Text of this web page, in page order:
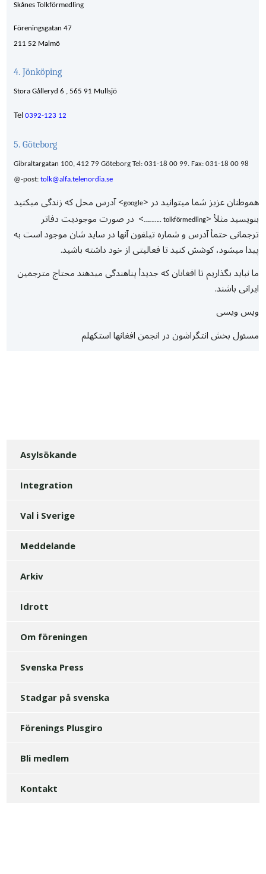
Skånes Tolkförmedling
Föreningsgatan 47
211 52 Malmö
4. Jönköping
Stora Gålleryd 6 , 565 91 Mullsjö
Tel 0392-123 12
5. Göteborg
Gibraltargatan 100, 412 79 Göteborg Tel: 031-18 00 99. Fax: 031-18 00 98
@-post:tolk@alfa.telenordia.se
هموطنان عزیز شما میتوانید در <google> آدرس محل که زندگی میکنید
بنویسید مثلأ <……….. tolkförmedling
> در صورت موجودیت دفاتر
ترجمانی حتمأ آدرس و شماره تیلفون آنها در ساید شان موجود است به
پیدا میشود، کوشش کنید تا فعالیتی از خود داشته باشید.
ما نباید بگذاریم تا افغانان که جدیدأ پناهندگی میدهند محتاج مترجمین
ایرانی باشند.
ویس ویسی
مسئول بخش انتگراشون در انجمن افغانها استکهلم
Asylsökande
Integration
Val i Sverige
Meddelande
Arkiv
Idrott
Om föreningen
Svenska Press
Stadgar på svenska
Förenings Plusgiro
Bli medlem
Kontakt